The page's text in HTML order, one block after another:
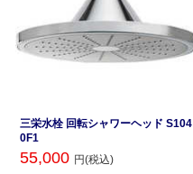
三栄水栓 回転シャワーヘッド S104
0F1
55,000 円(税込)